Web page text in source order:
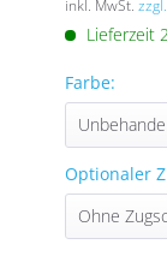
inkl. MwSt.
Lieferzeit
Farbe:
Optionaler